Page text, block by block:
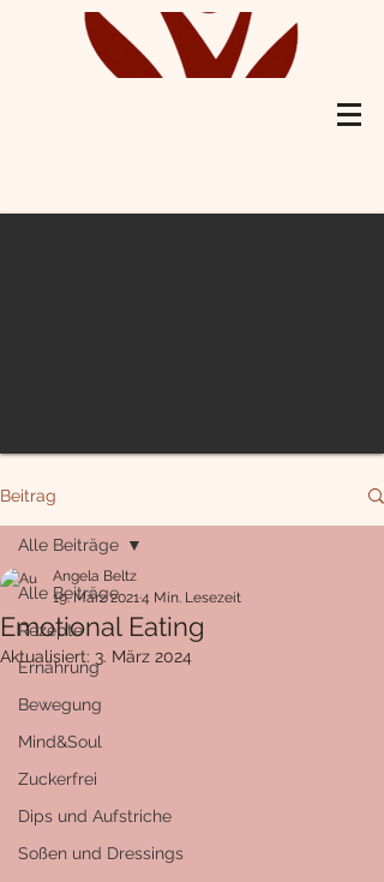
Beitrag
Alle Beiträge
Rezepte
Ernährung
Bewegung
Mind&Soul
Zuckerfrei
Dips und Aufstriche
Soßen und Dressings
Alle Beiträge
Emotional Eating
Angela Beltz
19. März 20214 Min. Lesezeit
Aktualisiert: 3. März 2024